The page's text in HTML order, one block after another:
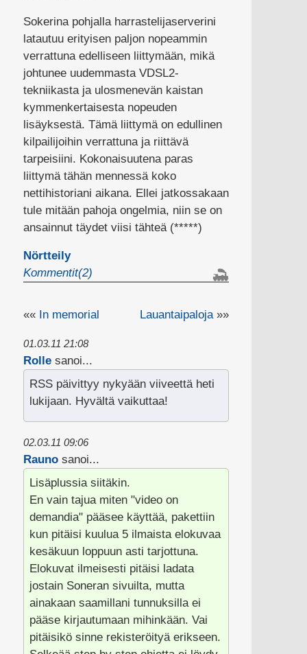
Sokerina pohjalla harrastelijaserverini
latautuu erityisen paljon nopeammin
verrattuna edelliseen liittymään, mikä
johtunee uudemmasta VDSL2-
tekniikasta ja ulosmenevän kaistan
kymmenkertaisesta nopeuden
lisäyksestä. Tämä liittymä on edullinen
kilpailijoihin verrattuna ja riittävä
tarpeisiini. Kokonaisuutena paras
liittymä tähän mennessä koko
nettihistoriani aikana. Ellei jatkossakaan
tule mitään pahoja ongelmia, niin se on
ansainnut täydet viisi tähteä (*****)
Nörtteily
Kommentit(2)
«« In memorial Lauantaipaloja»»
01.03.11 21:08
Rollesanoi...
RSS päivittyy nykyään viiveettä heti
lukijaan. Hyvältä vaikuttaa!
02.03.11 09:06
Raunosanoi...
Lisäplussia siitäkin.
En vain tajua miten "video on
demandia" pääsee käyttää, pakettiin
kun pitäisi kuulua 5 ilmaista elokuvaa
kesäkuun loppuun asti tarjottuna.
Elokuvat ilmeisesti pitäisi ladata
jostain Soneran sivuilta, mutta
ainakaan saamillani tunnuksilla ei
pääse kirjautumaan mihinkään. Vai
pitäisikö sinne rekisteröityä erikseen.